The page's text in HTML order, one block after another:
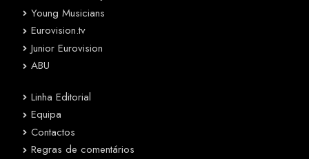
Young Musicians
Eurovision.tv
Junior Eurovision
ABU
Linha Editorial
Equipa
Contactos
Regras de comentários